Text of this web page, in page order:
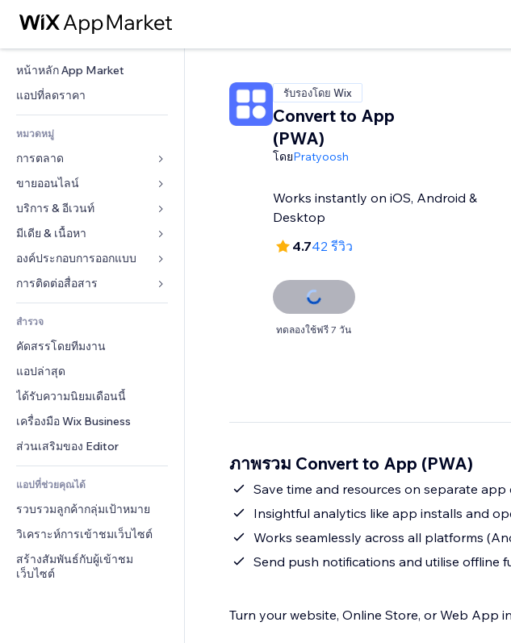
หน้าหลัก App Market
แอปที่ลดราคา
หมวดหมู่
การตลาด
โฆษณา
โทรศัพท์มือถือ
บทวิเคราะห์
โซเชียล
ทำอันดับเว็บไซต์
อีเมล
ขายออนไลน์
แอปสำหรับร้านค้า
การจัดส่ง & ส่งมอบสินค้า
ปุ่มการจำหน่าย
คอร์สออนไลน์
บัญชี
คูปอง & ความภักดีในแบรนด์
โซลูชันคลังสินค้า
การดรอปชิป
(Crowdfunding)
อาหาร & เครื่องดื่ม
บริการ & อีเวนท์
โรงแรม
อีเวนท์
ร้านอาหาร
อสังหาริมทรัพย์
การจอง
มีเดีย & เนื้อหา
แกลเลอรี
เพลง
พอดแคสต์
การถ่ายภาพ
วิดีโอ
PDF
การแชร์ไฟล์
ข่าว
องค์ประกอบการออกแบบ
แผนที่  & การนำทาง
ส่วนบุคคล & ความปลอดภัย
นาฬิกา
เทมเพลตเพจ
เอฟเฟกต์รูปภาพ
ปุ่ม & เมนู
แบนเนอร์ & สัญลักษณ์
เครื่องคำนวน
ค้นหา
อากาศ
แผนภูมิ & ตาราง
แบบฟอร์ม
แบบสำรวจ
แชต
หมายเหตุ
โทรศัพท์
ชุมชน
รีวิว & การรับรอง
CRM
สำรวจ
คัดสรรโดยทีมงาน
แอปล่าสุด
ได้รับความนิยมเดือนนี้
เครื่องมือ Wix Business
ส่วนเสริมของ Editor
แอปที่ช่วยคุณได้
รวบรวมลูกค้ากลุ่มเป้าหมาย
วิเคราะห์การเข้าชมเว็บไซต์
สร้างสัมพันธ์กับผู้เข้าชม
เว็บไซต์
รับรองโดย Wix
Convert to App
(PWA)
โดยPratyoosh
Works instantly on iOS, Android &
Desktop
4.742 รีวิว
ทดลองใช้ฟรี 7 วัน
ภาพรวม Convert to App (PWA)
Save time and resources on separate
Insightful analytics like app installs and
Works seamlessly across all platforms
Send push notifications and utilise offline
Turn your website, Online Store, or Web App